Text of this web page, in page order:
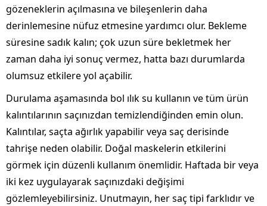
gözeneklerin açılmasına ve bileşenlerin daha
derinlemesine nüfuz etmesine yardımcı olur. Bekleme
süresine sadık kalın; çok uzun süre bekletmek her
zaman daha iyi sonuç vermez, hatta bazı durumlarda
olumsuz etkilere yol açabilir.
Durulama aşamasında bol ılık su kullanın ve tüm ürün
kalıntılarının saçınızdan temizlendiğinden emin olun.
Kalıntılar, saçta ağırlık yapabilir veya saç derisinde
tahrişe neden olabilir. Doğal maskelerin etkilerini
görmek için düzenli kullanım önemlidir. Haftada bir veya
iki kez uygulayarak saçınızdaki değişimi
gözlemleyebilirsiniz. Unutmayın, her saç tipi farklıdır ve